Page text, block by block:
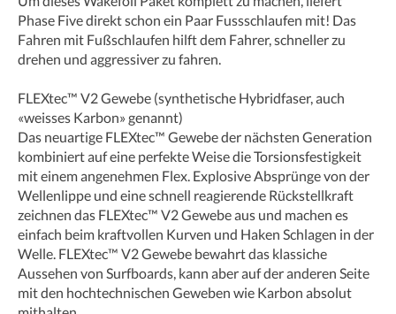
Phase Five direkt schon ein Paar Fussschlaufen mit! Das
Fahren mit Fußschlaufen hilft dem Fahrer, schneller zu
drehen und aggressiver zu fahren.
FLEXtec™ V2 Gewebe (synthetische Hybridfaser, auch
«weisses Karbon» genannt)
Das neuartige FLEXtec™ Gewebe der nächsten Generation
kombiniert auf eine perfekte Weise die Torsionsfestigkeit
mit einem angenehmen Flex. Explosive Absprünge von der
Wellenlippe und eine schnell reagierende Rückstellkraft
zeichnen das FLEXtec™ V2 Gewebe aus und machen es
einfach beim kraftvollen Kurven und Haken Schlagen in der
Welle. FLEXtec™ V2 Gewebe bewahrt das klassiche
Aussehen von Surfboards, kann aber auf der anderen Seite
mit den hochtechnischen Geweben wie Karbon absolut